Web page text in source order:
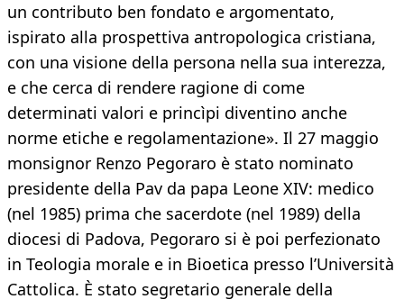
un contributo ben fondato e argomentato,
ispirato alla prospettiva antropologica cristiana,
con una visione della persona nella sua interezza,
e che cerca di rendere ragione di come
determinati valori e princìpi diventino anche
norme etiche e regolamentazione». Il 27 maggio
monsignor Renzo Pegoraro è stato nominato
presidente della Pav da papa Leone XIV: medico
(nel 1985) prima che sacerdote (nel 1989) della
diocesi di Padova, Pegoraro si è poi perfezionato
in Teologia morale e in Bioetica presso l’Università
Cattolica. È stato segretario generale della